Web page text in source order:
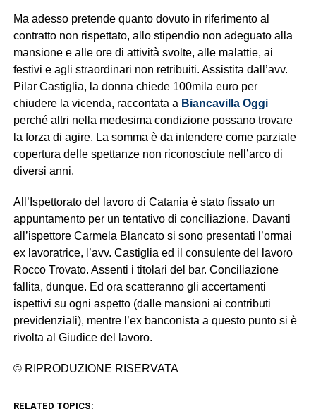
Ma adesso pretende quanto dovuto in riferimento al
contratto non rispettato, allo stipendio non adeguato alla
mansione e alle ore di attività svolte, alle malattie, ai
festivi e agli straordinari non retribuiti. Assistita dall’avv.
Pilar Castiglia, la donna chiede 100mila euro per
chiudere la vicenda, raccontata a Biancavilla Oggi
perché altri nella medesima condizione possano trovare
la forza di agire. La somma è da intendere come parziale
copertura delle spettanze non riconosciute nell’arco di
diversi anni.
All’Ispettorato del lavoro di Catania è stato fissato un
appuntamento per un tentativo di conciliazione. Davanti
all’ispettore Carmela Blancato si sono presentati l’ormai
ex lavoratrice, l’avv. Castiglia ed il consulente del lavoro
Rocco Trovato. Assenti i titolari del bar. Conciliazione
fallita, dunque. Ed ora scatteranno gli accertamenti
ispettivi su ogni aspetto (dalle mansioni ai contributi
previdenziali), mentre l’ex banconista a questo punto si è
rivolta al Giudice del lavoro.
© RIPRODUZIONE RISERVATA
RELATED TOPICS: